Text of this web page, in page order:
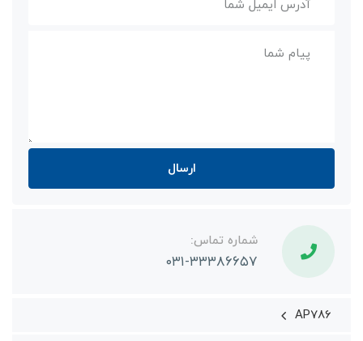
شماره تماس:
۰۳۱-۳۳۳۸۶۶۵۷
AP786